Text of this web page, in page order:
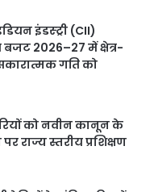
इंडस्ट्री (CII)
बजट 2026–27 में क्षेत्र-
गति को
को नवीन कानून के
पर राज्य स्तरीय प्रशिक्षण